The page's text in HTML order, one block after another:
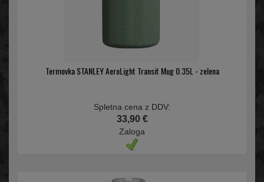
Termovka STANLEY AeroLight Transit Mug 0.35L - zelena
Spletna cena z DDV:
33,90 €
Zaloga